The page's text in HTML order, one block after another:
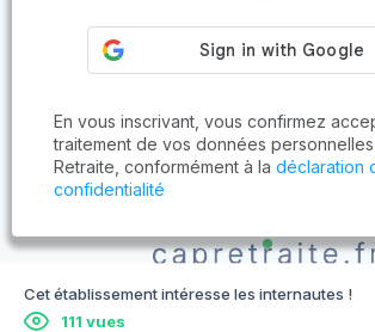
Cet établissement intéresse les internautes !
111 vues
En vous inscrivant, vous confirmez
traitement de vos données
Retraite, conformément à la déclaration
confidentialité